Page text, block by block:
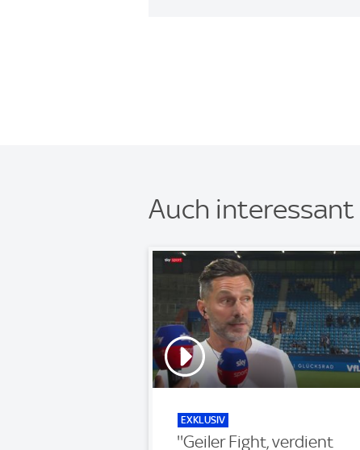
Auch interessant
EXKLUSIV
''Geiler Fight, verdient